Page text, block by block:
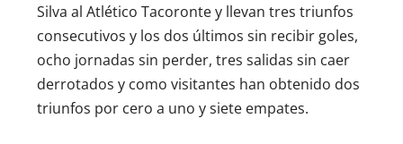
Silva al Atlético Tacoronte y llevan tres triunfos
consecutivos y los dos últimos sin recibir goles,
ocho jornadas sin perder, tres salidas sin caer
derrotados y como visitantes han obtenido dos
triunfos por cero a uno y siete empates.